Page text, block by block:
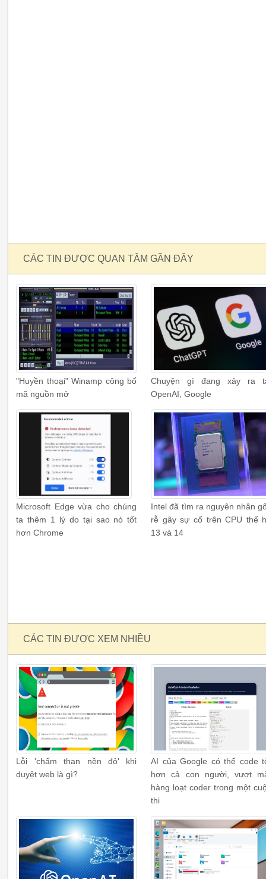
CÁC TIN ĐƯỢC QUAN TÂM GẦN ĐÂY
"Huyền thoại" Winamp công bố
mã nguồn mở
Chuyện gì đang xảy ra
OpenAI, Google
Microsoft Edge vừa cho chúng
ta thêm 1 lý do tại sao nó tốt
hơn Chrome
Intel đã tìm ra nguyên nhân
rễ gây sự cố trên CPU thế
13 và 14
CÁC TIN ĐƯỢC XEM NHIỀU
Lỗi 'chấm than nền đỏ' khi
duyệt web là gì?
AI của Google có thể code
hơn cả con người, vượt
hàng loạt coder trong một
thi